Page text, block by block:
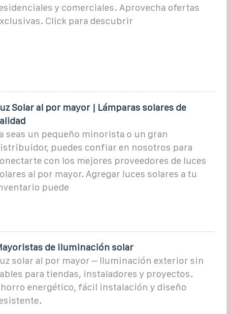
y comerciales. Aprovecha ofertas
Click para descubrir
Solar al por mayor | Lámparas solares de
seas un pequeño minorista o un gran
puedes confiar en nosotros para
con los mejores proveedores de luces
al por mayor. Agregar luces solares a tu
puede
de iluminación solar
solar al por mayor – Iluminación exterior sin
para tiendas, instaladores y proyectos.
energético, fácil instalación y diseño